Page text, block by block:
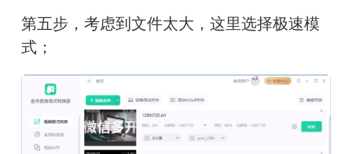
第五步，考虑到文件太大，这里选择极速模
式；